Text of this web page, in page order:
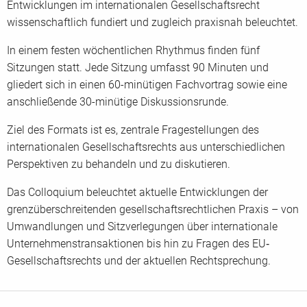
Persönliche Angaben Teilnehmer/in
Titel
Vorname* Nachname*
Position/Abteilung
E-Mail Adresse*
Entwicklungen im internationalen Gesellschaftsrecht
wissenschaftlich fundiert und zugleich praxisnah beleuchtet.
In einem festen wöchentlichen Rhythmus finden fünf
Sitzungen statt. Jede Sitzung umfasst 90 Minuten und
gliedert sich in einen 60-minütigen Fachvortrag sowie eine
anschließende 30-minütige Diskussionsrunde.
Ziel des Formats ist es, zentrale Fragestellungen des
internationalen Gesellschaftsrechts aus unterschiedlichen
Perspektiven zu behandeln und zu diskutieren.
Das Colloquium beleuchtet aktuelle Entwicklungen der
grenzüberschreitenden gesellschaftsrechtlichen Praxis – von
Umwandlungen und Sitzverlegungen über internationale
Unternehmenstransaktionen bis hin zu Fragen des EU‐
Gesellschaftsrechts und der aktuellen Rechtsprechung.